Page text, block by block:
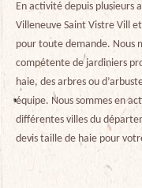
En activité depuis plusieurs
Villeneuve Saint Vistre Vill
pour toute demande. Nous
compétente de jardiniers
haie, des arbres ou
équipe. Nous sommes en
différentes villes du
devis taille de haie pour